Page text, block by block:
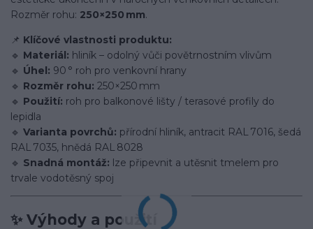
Rozměr rohu: 250×250 mm.
📌 Klíčové vlastnosti produktu:
🔹 Materiál: hliník – odolný vůči povětrnostním vlivům
🔹 Úhel: 90 ° roh pro venkovní hrany
🔹 Rozměr rohu: 250×250 mm
🔹 Použití: roh pro balkonové lišty / terasové profily do
lepidla
🔹 Varianta povrchů: přírodní hliník, antracit RAL 7016, šedá
RAL 7035, hnědá RAL 8028
🔹 Snadná montáž: lze připevnit a utěsnit tmelem pro
trvale vodotěsný spoj
✨ Výhody a použití